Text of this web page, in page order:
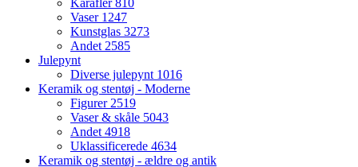
Vaser 1247
Kunstglas 3273
Andet 2585
Julepynt
Diverse julepynt 1016
Keramik og stentøj - Moderne
Figurer 2519
Vaser & skåle 5043
Andet 4918
Uklassificerede 4634
Keramik og stentøj - ældre og antik